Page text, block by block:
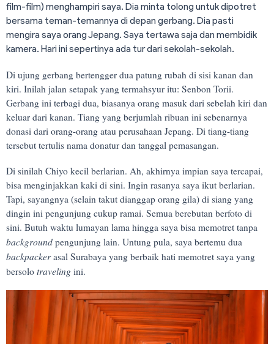
film-film) menghampiri saya. Dia minta tolong untuk dipotret
bersama teman-temannya di depan gerbang. Dia pasti
mengira saya orang Jepang. Saya tertawa saja dan membidik
kamera. Hari ini sepertinya ada tur dari sekolah-sekolah.
Di ujung gerbang bertengger dua patung rubah di sisi kanan dan
kiri. Inilah jalan setapak yang termahsyur itu: Senbon Torii.
Gerbang ini terbagi dua, biasanya orang masuk dari sebelah kiri dan
keluar dari kanan. Tiang yang berjumlah ribuan ini sebenarnya
donasi dari orang-orang atau perusahaan Jepang. Di tiang-tiang
tersebut tertulis nama donatur dan tanggal pemasangan.
Di sinilah Chiyo kecil berlarian. Ah, akhirnya impian saya tercapai,
bisa menginjakkan kaki di sini. Ingin rasanya saya ikut berlarian.
Tapi, sayangnya (selain takut dianggap orang gila) di siang yang
dingin ini pengunjung cukup ramai. Semua berebutan berfoto di
sini. Butuh waktu lumayan lama hingga saya bisa memotret tanpa
background pengunjung lain. Untung pula, saya bertemu dua
backpackerasal Surabaya yang berbaik hati memotret saya yang
bersolo traveling ini.